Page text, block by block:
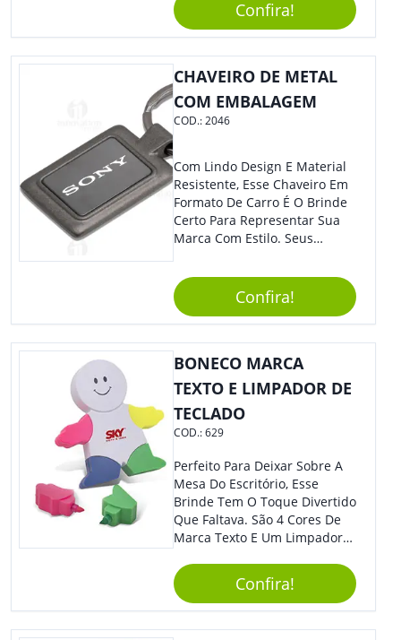
Confira!
CHAVEIRO DE METAL
COM EMBALAGEM
COD.:2046
Com Lindo Design E Material
Resistente, Esse Chaveiro Em
Formato De Carro É O Brinde
Certo Para Representar Sua
Marca Com Estilo. Seus
Adorar.
Confira!
BONECO MARCA
TEXTO E LIMPADOR DE
TECLADO
COD.:629
Perfeito Para Deixar Sobre A
Mesa Do Escritório, Esse
Brinde Tem O Toque Divertido
Que Faltava. São 4 Cores De
Marca Texto E Um Limpador
Boneco. Demais, Não É?
Personalize Com Sua Marca.
Super Criativo, Seus Clientes E
Colaboradores Irão Adorar.
Confira!